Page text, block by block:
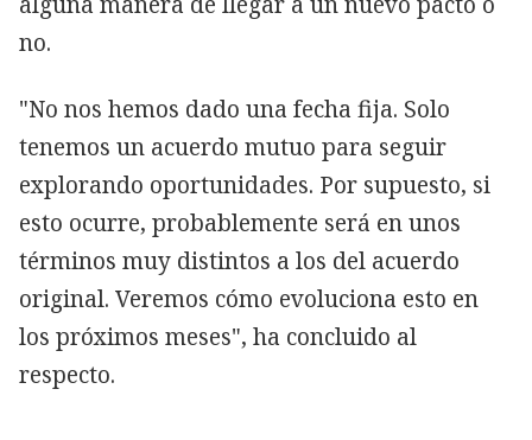
no.
"No nos hemos dado una fecha fija. Solo
tenemos un acuerdo mutuo para seguir
explorando oportunidades. Por supuesto, si
esto ocurre, probablemente será en unos
términos muy distintos a los del acuerdo
original. Veremos cómo evoluciona esto en
los próximos meses", ha concluido al
respecto.